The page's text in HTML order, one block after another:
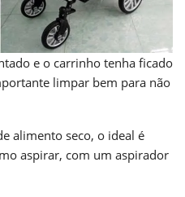
e o carrinho tenha ficado
limpar bem para não
alimento seco, o ideal é
aspirar, com um aspirador